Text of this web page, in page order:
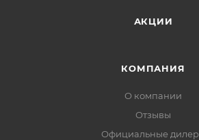
АКЦИИ
КОМПАНИЯ
О компании
Отзывы
Официальные